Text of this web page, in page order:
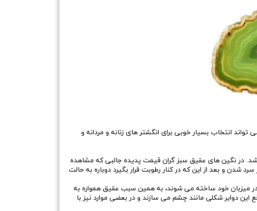
انتخاب بسیار خوبی برای انگشتر های زنانه و مردانه و
در نگین های عقیق سبز گران قیمت پدیده جالبی که مشاهده
شدن و بعد از این که در کنار رطوبت قرار بگیرد دوباره به حالت
در میزبان خود ساخته می شوند، به همین سبب عقیق همواره به
دوایر شکلی مانند چشم می سازند و در بعضی موارد نیز با